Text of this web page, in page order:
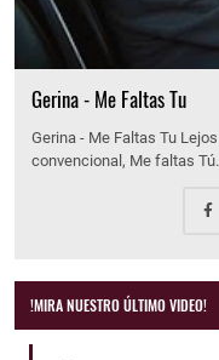
Gerina - Me Faltas Tu
Gerina - Me Faltas Tu
convencional, Me faltas
!MIRA NUESTRO ÚLTIMO VIDEO!